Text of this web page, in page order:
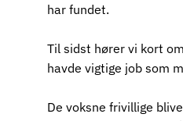
har fundet.
Til sidst hører vi kort
havde vigtige job som
De voksne frivillige